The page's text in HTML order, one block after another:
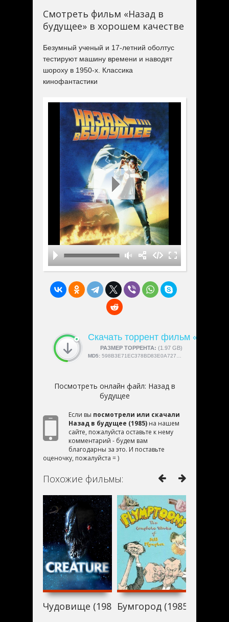
Смотреть фильм «Назад в
будущее» в хорошем качестве
Безумный ученый и 17-летний оболтус
тестируют машину времени и наводят
шороху в 1950-х. Классика
кинофантастики
Скачать торрент фильм «Назад
РАЗМЕР ТОРРЕНТА: (1.97 GB)
СКАЧАЛИ:4189
MD5: 598B3E71EC378BD83E0A727608B5DB01
Посмотреть онлайн файл: Назад в
будущее
Если вы посмотрели или скачали
Назад в будущее (1985) на нашем
сайте, пожалуйста оставьте к нему
комментарий - будем вам
благодарны за это. И поставьте
оценочку, пожалуйста = )
Похожие фильмы:
Чудовище (1985)Бумгород (1985)